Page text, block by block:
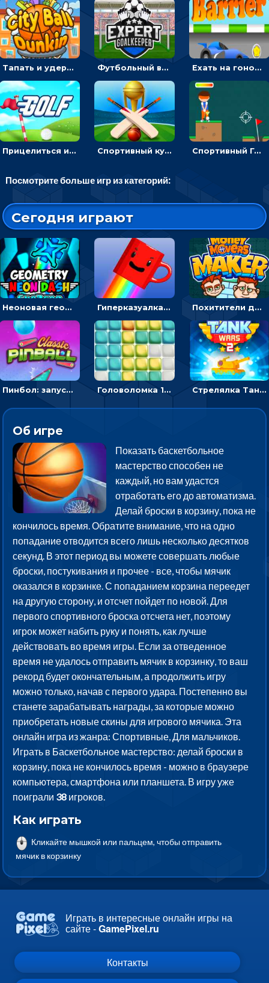
Тапать и удерживать баскетбольный мяч, чтобы попадать в кольца - спортивные Футбольный вратарь: ловить мяч и отражать атаку соперника - спортивные Ехать на гоночной машине, чтобы обходить преграды и собирать звезды - для мальчиков
Прицелиться и выстрелить мячиком для гольфа, чтобы попасть в лунку - спортивные Спортивный кубок по крикету: отражать атаку и ударять по мячику битой Спортивный Гольф-клуб: бить клюшкой по мячу, чтобы попадать в лунку с флажком
Посмотрите больше игр из категорий:
Сегодня играют
Неоновая геометрия: прыгай через препятствия и собирай шары Гиперказуалка Летающая чашка кофе: двигаться и собирать кубики сахара Похитители денег: управляйте друзьями и соберите все мешки с долларами
Пинбол: запускать шарик, чтобы выбивать очки Головоломка 10х10 Стрелялка Танковые войны: бить по танку врага, чтобы уничтожить зло
Об игре
Показать баскетбольное
мастерство способен не
каждый, но вам удастся
отработать его до автоматизма.
Делай броски в корзину, пока не
кончилось время. Обратите внимание, что на одно
попадание отводится всего лишь несколько десятков
секунд. В этот период вы можете совершать любые
броски, постукивания и прочее - все, чтобы мячик
оказался в корзинке. С попаданием корзина переедет
на другую сторону, и отсчет пойдет по новой. Для
первого спортивного броска отсчета нет, поэтому
игрок может набить руку и понять, как лучше
действовать во время игры. Если за отведенное
время не удалось отправить мячик в корзинку, то ваш
рекорд будет окончательным, а продолжить игру
можно только, начав с первого удара. Постепенно вы
станете зарабатывать награды, за которые можно
приобретать новые скины для игрового мячика. Эта
онлайн игра из жанра: Спортивные, Для мальчиков.
Играть в Баскетбольное мастерство: делай броски в
корзину, пока не кончилось время - можно в браузере
компьютера, смартфона или планшета. В игру уже
поиграли 38 игроков.
Как играть
Кликайте мышкой или пальцем, чтобы отправить
мячик в корзинку
Играть в интересные онлайн игры на
сайте -GamePixel.ru
Контакты